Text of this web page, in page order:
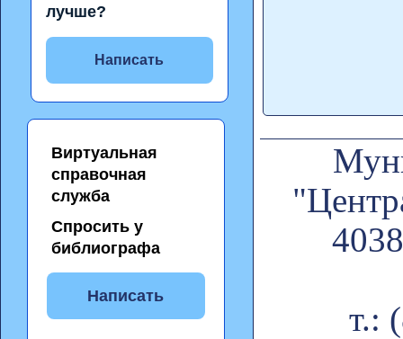
лучше?
Написать
Виртуальная
справочная
служба
Спросить у
библиографа
Написать
т.: